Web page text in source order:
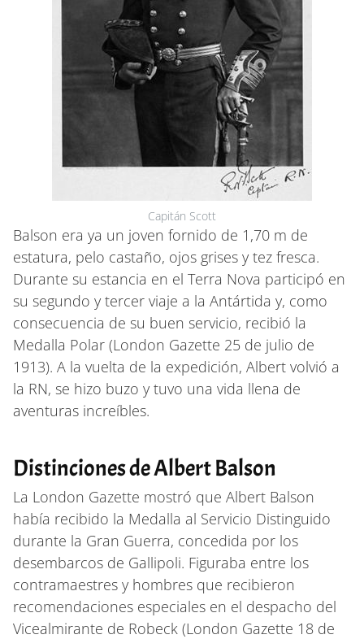
Capitán Scott
Balson era ya un joven fornido de 1,70 m de
estatura, pelo castaño, ojos grises y tez fresca.
Durante su estancia en el Terra Nova participó en
su segundo y tercer viaje a la Antártida y, como
consecuencia de su buen servicio, recibió la
Medalla Polar (London Gazette 25 de julio de
1913). A la vuelta de la expedición, Albert volvió a
la RN, se hizo buzo y tuvo una vida llena de
aventuras increíbles.
Distinciones de Albert Balson
La London Gazette mostró que Albert Balson
había recibido la Medalla al Servicio Distinguido
durante la Gran Guerra, concedida por los
desembarcos de Gallipoli. Figuraba entre los
contramaestres y hombres que recibieron
recomendaciones especiales en el despacho del
Vicealmirante de Robeck (London Gazette 18 de